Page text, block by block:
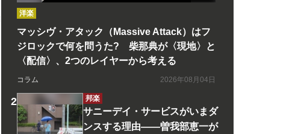
洋楽
マッシヴ・アタック（Massive Attack）はフ
ジロックで何を問うた? 柴那典が〈現地〉と
〈配信〉、2つのレイヤーから考える
コラム 2026年08月04日
邦楽
サニーデイ・サービスがいまダ
ンスする理由――曽我部恵一が